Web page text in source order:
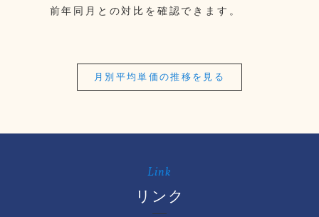
前年同月との対比を確認できます。
月別平均単価の推移を見る
Link
リンク